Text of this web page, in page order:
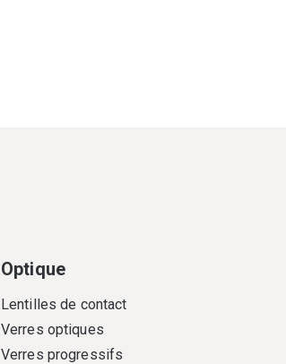
Optique
Lentilles de contact
Verres optiques
Verres progressifs